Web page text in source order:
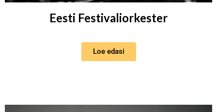
Eesti Festivaliorkester
Loe edasi